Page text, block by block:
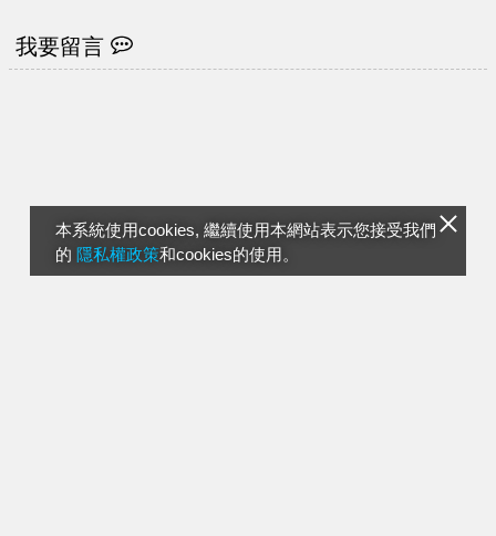
本系統使用cookies, 繼續使用本網站表示您接受我們
的 隱私權政策和cookies的使用。
我要留言